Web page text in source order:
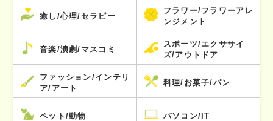
癒し/心理/セラピー
フラワー/フラワーアレ
ンジメント
音楽/演劇/マスコミ
スポーツ/エクササイ
ズ/アウトドア
ファッション/インテリ
ア/アート
料理/お菓子/パン
ペット/動物 パソコン/IT